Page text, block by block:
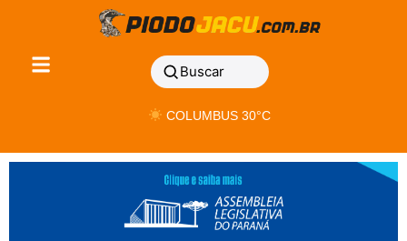
Buscar
COLUMBUS 30°C